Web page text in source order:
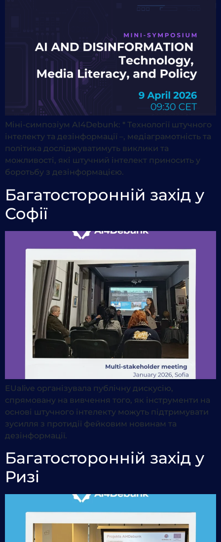
Міні-симпозіум AI4Debunk: * Технології штучного
інтелекту та дезінформації –, медіаграмотність та
політика досліджуватимуть виклики та
можливості, які штучний інтелект приносить у
боротьбу з дезінформацією.
Багатосторонній захід у
Софії
EUalive організувала публічну дискусію,
спрямовану на вивчення того, як інструменти на
основі штучного інтелекту можуть підтримувати
зусилля з протидії фейковим новинам та
дезінформації.
Багатосторонній захід у
Ризі